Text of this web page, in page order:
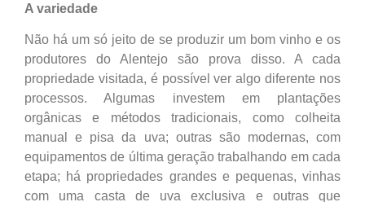
A variedade
Não há um só jeito de se produzir um bom vinho e os
produtores do Alentejo são prova disso. A cada
propriedade visitada, é possível ver algo diferente nos
processos. Algumas investem em plantações
orgânicas e métodos tradicionais, como colheita
manual e pisa da uva; outras são modernas, com
equipamentos de última geração trabalhando em cada
etapa; há propriedades grandes e pequenas, vinhas
com uma casta de uva exclusiva e outras que